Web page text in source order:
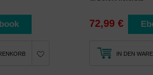
72,99 €
IN DEN